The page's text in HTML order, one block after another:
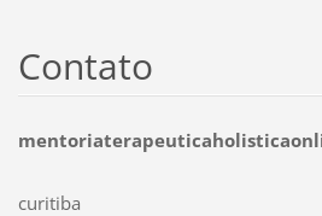
Contato
curitiba